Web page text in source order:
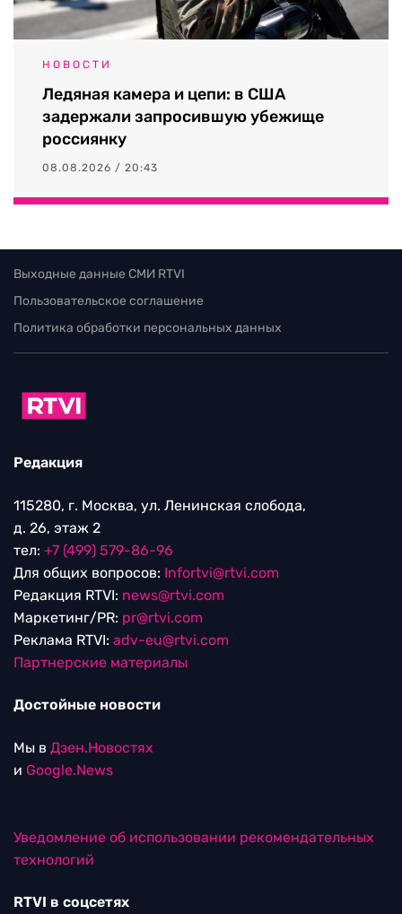
НОВОСТИ
Ледяная камера и цепи: в США
задержали запросившую убежище
россиянку
08.08.2026 / 20:43
Выходные данные СМИ RTVI
Пользовательское соглашение
Политика обработки персональных данных
Редакция
115280, г. Москва, ул. Ленинская слобода,
д. 26, этаж 2
тел: +7 (499) 579-86-96
Для общих вопросов: Infortvi@rtvi.com
Редакция RTVI: news@rtvi.com
Маркетинг/PR: pr@rtvi.com
Реклама RTVI: adv-eu@rtvi.com
Партнерские материалы
Достойные новости
Мы в Дзен.Новостях
и Google.News
Уведомление об использовании рекомендательных
технологий
RTVI в соцсетях